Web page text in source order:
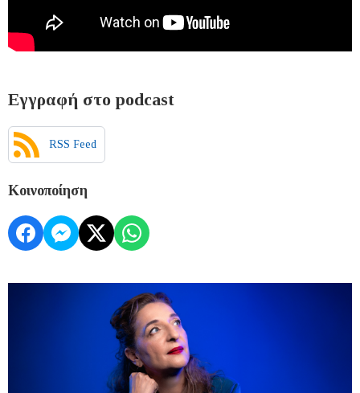
Εγγραφή στο podcast
RSS Feed
Κοινοποίηση